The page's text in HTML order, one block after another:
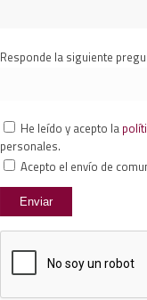
Responde la siguiente
He leído y acepto la
personales.
Acepto el envío de